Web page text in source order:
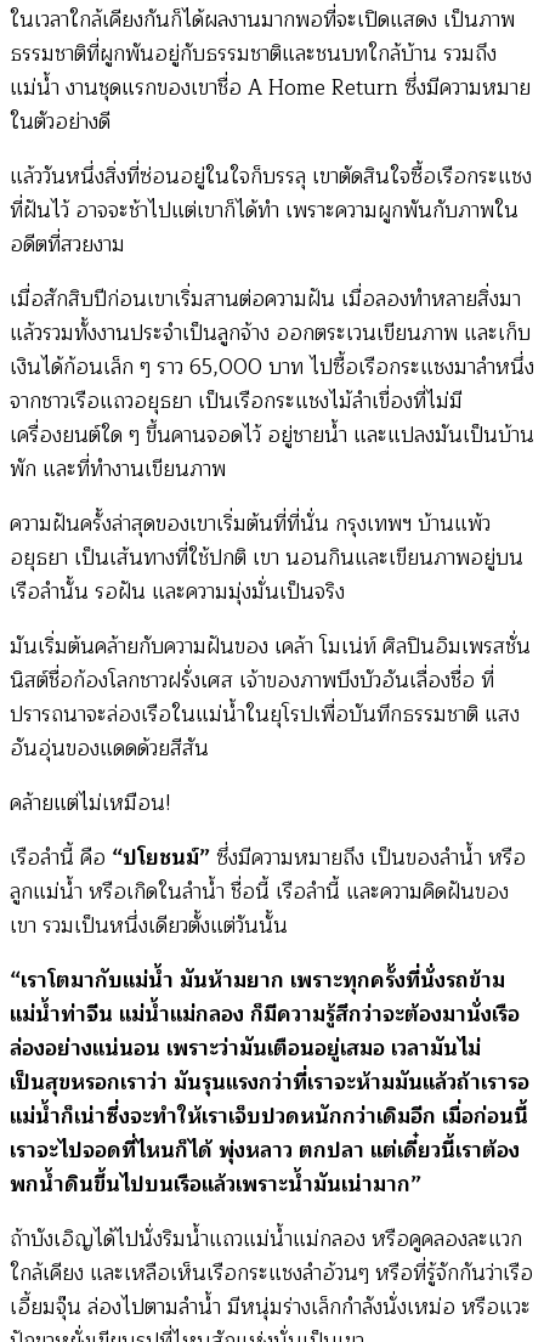
ในเวลาใกล้เคียงกันก็ได้ผลงานมากพอที่จะเปิดแสดง เป็นภาพ
ธรรมชาติที่ผูกพันอยู่กับธรรมชาติและชนบทใกล้บ้าน รวมถึง
แม่น้ำ งานชุดแรกของเขาชื่อ A Home Return ซึ่งมีความหมาย
ในตัวอย่างดี
แล้ววันหนึ่งสิ่งที่ซ่อนอยู่ในใจก็บรรลุ เขาตัดสินใจซื้อเรือกระแชง
ที่ฝันไว้ อาจจะช้าไปแต่เขาก็ได้ทำ เพราะความผูกพันกับภาพใน
อดีตที่สวยงาม
เมื่อสักสิบปีก่อนเขาเริ่มสานต่อความฝัน เมื่อลองทำหลายสิ่งมา
แล้วรวมทั้งงานประจำเป็นลูกจ้าง ออกตระเวนเขียนภาพ และเก็บ
เงินได้ก้อนเล็ก ๆ ราว 65,000 บาท ไปซื้อเรือกระแชงมาลำหนึ่ง
จากชาวเรือแถวอยุธยา เป็นเรือกระแชงไม้ลำเขื่องที่ไม่มี
เครื่องยนต์ใด ๆ ขึ้นคานจอดไว้ อยู่ชายน้ำ และแปลงมันเป็นบ้าน
พัก และที่ทำงานเขียนภาพ
ความฝันครั้งล่าสุดของเขาเริ่มต้นที่ที่นั่น กรุงเทพฯ บ้านแพ้ว
อยุธยา เป็นเส้นทางที่ใช้ปกติ เขา นอนกินและเขียนภาพอยู่บน
เรือลำนั้น รอฝัน และความมุ่งมั่นเป็นจริง
มันเริ่มต้นคล้ายกับความฝันของ เคล้า โมเน่ท์ ศิลปินอิมเพรสชั่น
นิสต์ชื่อก้องโลกชาวฝรั่งเศส เจ้าของภาพบึงบัวอันเลื่องชื่อ ที่
ปรารถนาจะล่องเรือในแม่น้ำในยุโรปเพื่อบันทึกธรรมชาติ แสง
อันอุ่นของแดดด้วยสีสัน
คล้ายแต่ไม่เหมือน!
เรือลำนี้ คือ “ปโยชนม์”ซึ่งมีความหมายถึง เป็นของลำน้ำ หรือ
ลูกแม่น้ำ หรือเกิดในลำน้ำ ชื่อนี้ เรือลำนี้ และความคิดฝันของ
เขา รวมเป็นหนึ่งเดียวตั้งแต่วันนั้น
“เราโตมากับแม่น้ำ มันห้ามยาก เพราะทุกครั้งที่นั่งรถข้าม
แม่น้ำท่าจีน แม่น้ำแม่กลอง ก็มีความรู้สึกว่าจะต้องมานั่งเรือ
ล่องอย่างแน่นอน เพราะว่ามันเตือนอยู่เสมอ เวลามันไม่
เป็นสุขหรอกเราว่า มันรุนแรงกว่าที่เราจะห้ามมันแล้วถ้าเรารอ
แม่น้ำก็เน่าซึ่งจะทำให้เราเจ็บปวดหนักกว่าเดิมอีก เมื่อก่อนนี้
เราจะไปจอดที่ไหนก็ได้ พุ่งหลาว ตกปลา แต่เดี๋ยวนี้เราต้อง
พกน้ำดินขึ้นไปบนเรือแล้วเพราะน้ำมันเน่ามาก”
ถ้าบังเอิญได้ไปนั่งริมน้ำแถวแม่น้ำแม่กลอง หรือคูคลองละแวก
ใกล้เคียง และเหลือเห็นเรือกระแชงลำอ้วนๆ หรือที่รู้จักกันว่าเรือ
เอี้ยมจุ๊น ล่องไปตามลำน้ำ มีหนุ่มร่างเล็กกำลังนั่งเหม่อ หรือแวะ